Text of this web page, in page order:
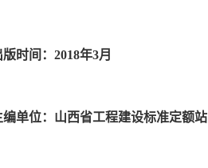
版时间：2018年3月
编单位：山西省工程建设标准定额站